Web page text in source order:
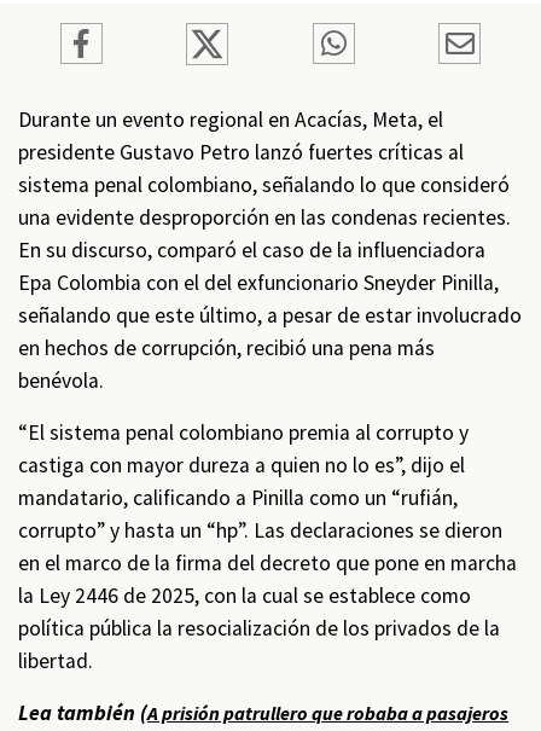
Durante un evento regional en Acacías, Meta, el
presidente Gustavo Petro lanzó fuertes críticas al
sistema penal colombiano, señalando lo que consideró
una evidente desproporción en las condenas recientes.
En su discurso, comparó el caso de la influenciadora
Epa Colombia con el del exfuncionario Sneyder Pinilla,
señalando que este último, a pesar de estar involucrado
en hechos de corrupción, recibió una pena más
benévola.
“El sistema penal colombiano premia al corrupto y
castiga con mayor dureza a quien no lo es”, dijo el
mandatario, calificando a Pinilla como un “rufián,
corrupto” y hasta un “hp”. Las declaraciones se dieron
en el marco de la firma del decreto que pone en marcha
la Ley 2446 de 2025, con la cual se establece como
política pública la resocialización de los privados de la
libertad.
Lea también (A prisión patrullero que robaba a pasajeros